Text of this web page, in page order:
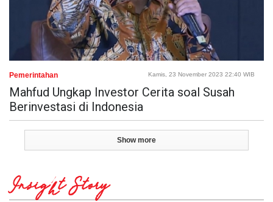
Pemerintahan Kamis, 23 November 2023 22:40 WIB
Mahfud Ungkap Investor Cerita soal Susah
Berinvestasi di Indonesia
Show more
Insight Story